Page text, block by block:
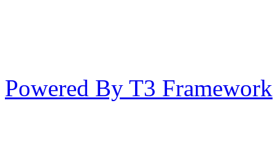
Powered By T3 Framework